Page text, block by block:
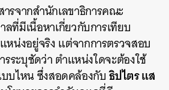
รจากสำนักเลขาธิการคณะ
ที่มีเนื้อหาเกี่ยวกับการเทียบ
หน่งอยู่จริง แต่จากการตรวจสอบ
รระบุชัดว่า ตำแหน่งใดจะต้องใช้
บบไหน ซึ่งสอดคล้องกับธิปไตร แส